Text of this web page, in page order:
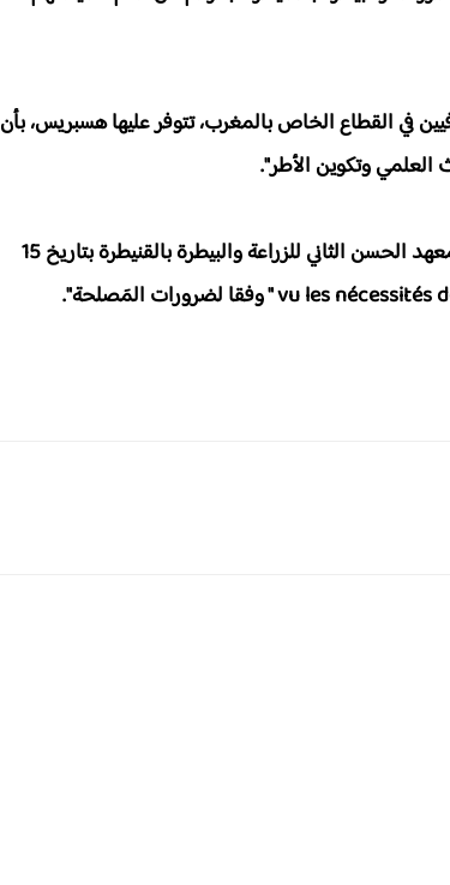
في القطاع الخاص بالمغرب، تتوفر عليها هسبريس، بأن
العلمي وتكوين الأطر".
وتتوفر هسبريس على وثيقة، تُفيد بالموافقة على تسجيل طالبين بمعهد الحسن الثاني للزراعة والبيطرة بالقنيطرة بتاريخ 15